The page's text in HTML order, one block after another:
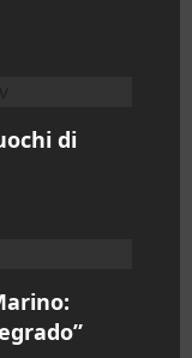
di